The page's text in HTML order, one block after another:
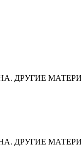
ДРУГИЕ
ДРУГИЕ